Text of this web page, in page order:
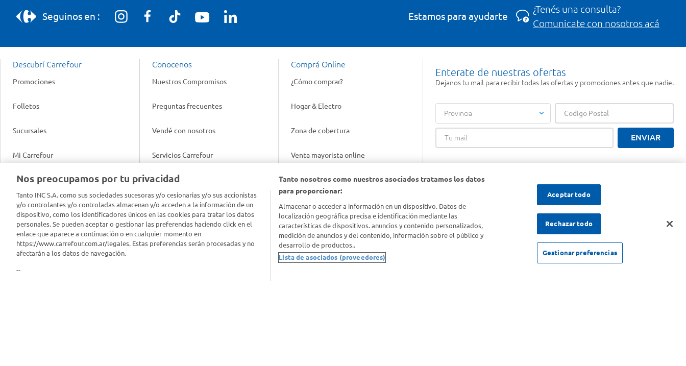
Seguinos en : Estamos para ayudarte
¿Tenés una consulta?
Comunicate con nosotros acá
Descubrí Carrefour
Promociones
Folletos
Sucursales
Mi Carrefour
Productos Carrefour
Tarjeta Mi Carrefour
Panel Carrefour
Puntos Verdes
Conocenos
Nuestros Compromisos
Preguntas frecuentes
Vendé con nosotros
Servicios Carrefour
Info útil
Tasas de interés
Contacto
Comprá Online
¿Cómo comprar?
Hogar & Electro
Zona de cobertura
Venta mayorista online
Gift cards empresariales
Enterate de nuestras ofertas
Dejanos tu mail para recibir todas las ofertas y promociones antes que nadie.
Provincia
ENVIAR
Nos preocupamos por tu privacidad
Tanto INC S.A. como sus sociedades sucesoras y/o cesionarias y/o sus accionistas
y/o controlantes y/o controladas almacenan y/o acceden a la información de un
dispositivo, como los identificadores únicos en las cookies para tratar los datos
personales. Se pueden aceptar o gestionar las preferencias haciendo click en el
enlace que aparece a continuación o en cualquier momento en
https://www.carrefour.com.ar/legales. Estas preferencias serán procesadas y no
afectarán a los datos de navegación.
--
Tanto nosotros como nuestros asociados tratamos los datos
para proporcionar:
Almacenar o acceder a información en un dispositivo. Datos de
localización geográfica precisa e identificación mediante las
características de dispositivos. anuncios y contenido personalizados,
medición de anuncios y del contenido, información sobre el público y
desarrollo de productos..
Lista de asociados (proveedores)
Aceptar todo
Rechazar todo
Gestionar preferencias